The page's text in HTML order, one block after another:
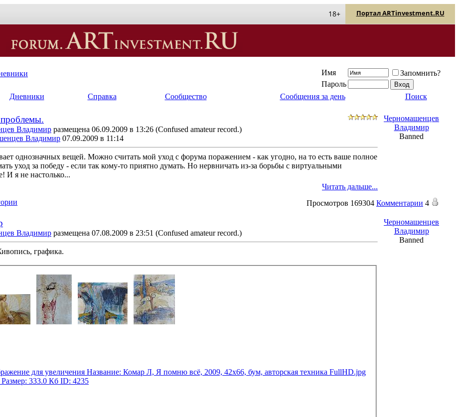
Портал ARTinvestment.RU
18+
Имя
Запомнить?
Пароль
Дневники Справка Сообщество Сообщения за день Поиск
проблемы.
Владимир размещена 06.09.2009 в 13:26 (Confused amateur record.)
Владимир 07.09.2009 в 11:14
однозначных вещей. Можно считать мой уход с форума поражением - как угодно, на то есть ваше полное
уход за победу - если так кому-то приятно думать. Но нервничать из-за борьбы с виртуальными
И я не настолько...
Читать дальше...
Черномашенцев
Владимир
Banned
Просмотров 169304 Комментарии 4
Владимир размещена 07.08.2009 в 23:51 (Confused amateur record.)
графика.
Черномашенцев
Владимир
Banned